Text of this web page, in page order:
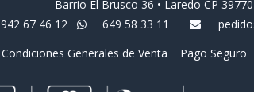
Barrio El Brusco 36 • Laredo CP
942 67 46 12
649 58 33 11
Condiciones Generales de Venta Pago Seguro